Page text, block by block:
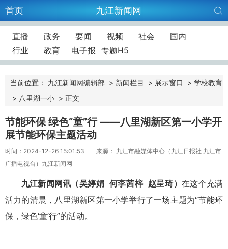
首页 九江新闻网
直播 政务 要闻 视频 社会
国内
行业
教育 电子报 专题H5
当前位置： 九江新闻网编辑部 > 新闻栏目 > 展示窗口 > 学校教育
> 八里湖一小 > 正文
节能环保 绿色“童”行 ——八里湖新区第一小学开
展节能环保主题活动
时间：2024-12-26 15:01:53
来源： 九江市融媒体中心（九江日报社 九江市
广播电视台）九江新闻网
九江新闻网讯（吴婷娟 何李茜梓 赵呈琦）在这个充满
活力的清晨，八里湖新区第一小学举行了一场主题为“节能环
保，绿色‘童’行”的活动。